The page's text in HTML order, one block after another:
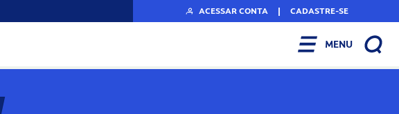
ACESSAR CONTA | CADASTRE-SE
MENU